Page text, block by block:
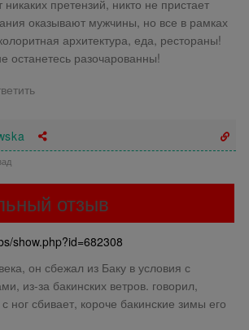
претензий, никто не пристает
оказывают мужчины, но все в рамках
архитектура, еда, рестораны!
останетесь разочарованны!
отзыв
show.php?id=682308
он сбежал из Баку в условия с
из-за бакинских ветров. говорил,
ног сбивает, короче бакинские зимы его